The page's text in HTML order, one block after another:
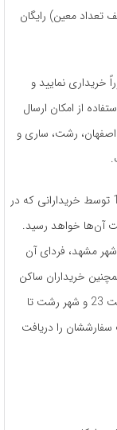
تعداد معین) رایگان
خریداری نمایید و
از امکان ارسال
رشت، ساری و
قابل ذکر است که سفارشات ثبت‌شده قبل از ساعت 18 توسط خریدارانی که در
آن‌ها خواهد رسید.
ساکن شهر مشهد، فردای آن
همچنین خریداران ساکن
شهرهای اصفهان و ساری با ثبت سفارش تا قبل از ساعت 23 و شهر رشت تا
می‌توانند از ساعت 9 صبح تا 9 شب سفارششان را دریافت